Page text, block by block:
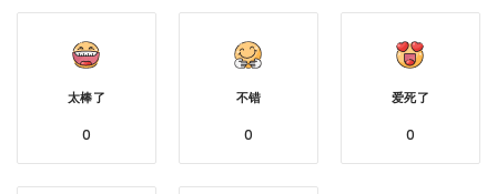
太棒了
0
不错
0
爱死了
0